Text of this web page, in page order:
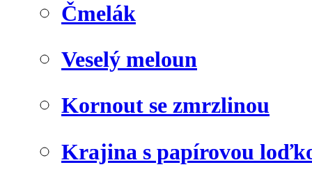
Čmelák
Veselý meloun
Kornout se zmrzlinou
Krajina s papírovou